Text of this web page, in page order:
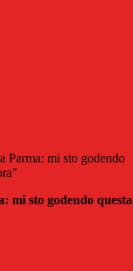
Parma: mi sto godendo
mi sto godendo questa